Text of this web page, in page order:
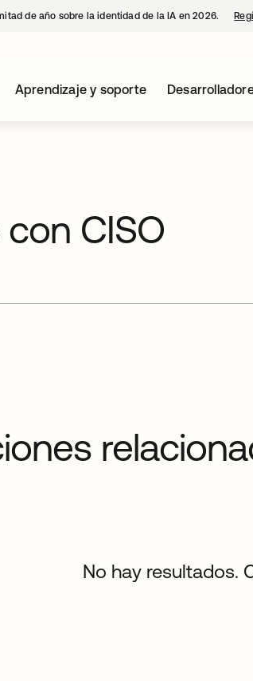
de año sobre la identidad de la IA en 2026.
Aprendizaje y soporte
CISO
No hay resultados.